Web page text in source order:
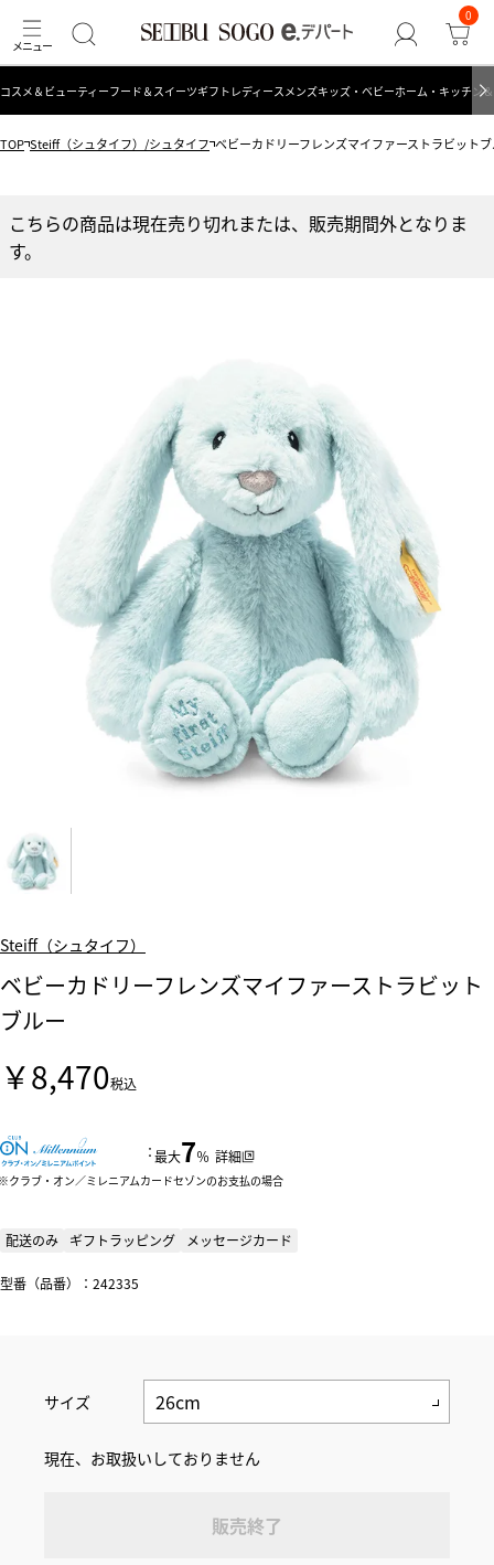
0
コスメ＆ビューティーフード＆スイーツギフト レディース メンズキッズ・ベビーホーム・キッチン
TOP Steiff（シュタイフ）/シュタイフ ベビーカドリーフレンズマイファーストラビット
こちらの商品は現在売り切れまたは、販売期間外となりま
す。
Steiff（シュタイフ）
ベビーカドリーフレンズマイファーストラビット
ブルー
￥8,470税込
：最大7％ 詳細
クラブ・オン／ミレニアムカードセゾンのお支払の場合
配送のみ ギフトラッピング メッセージカード
型番（品番）：242335
サイズ
現在、お取扱いしておりません
販売終了